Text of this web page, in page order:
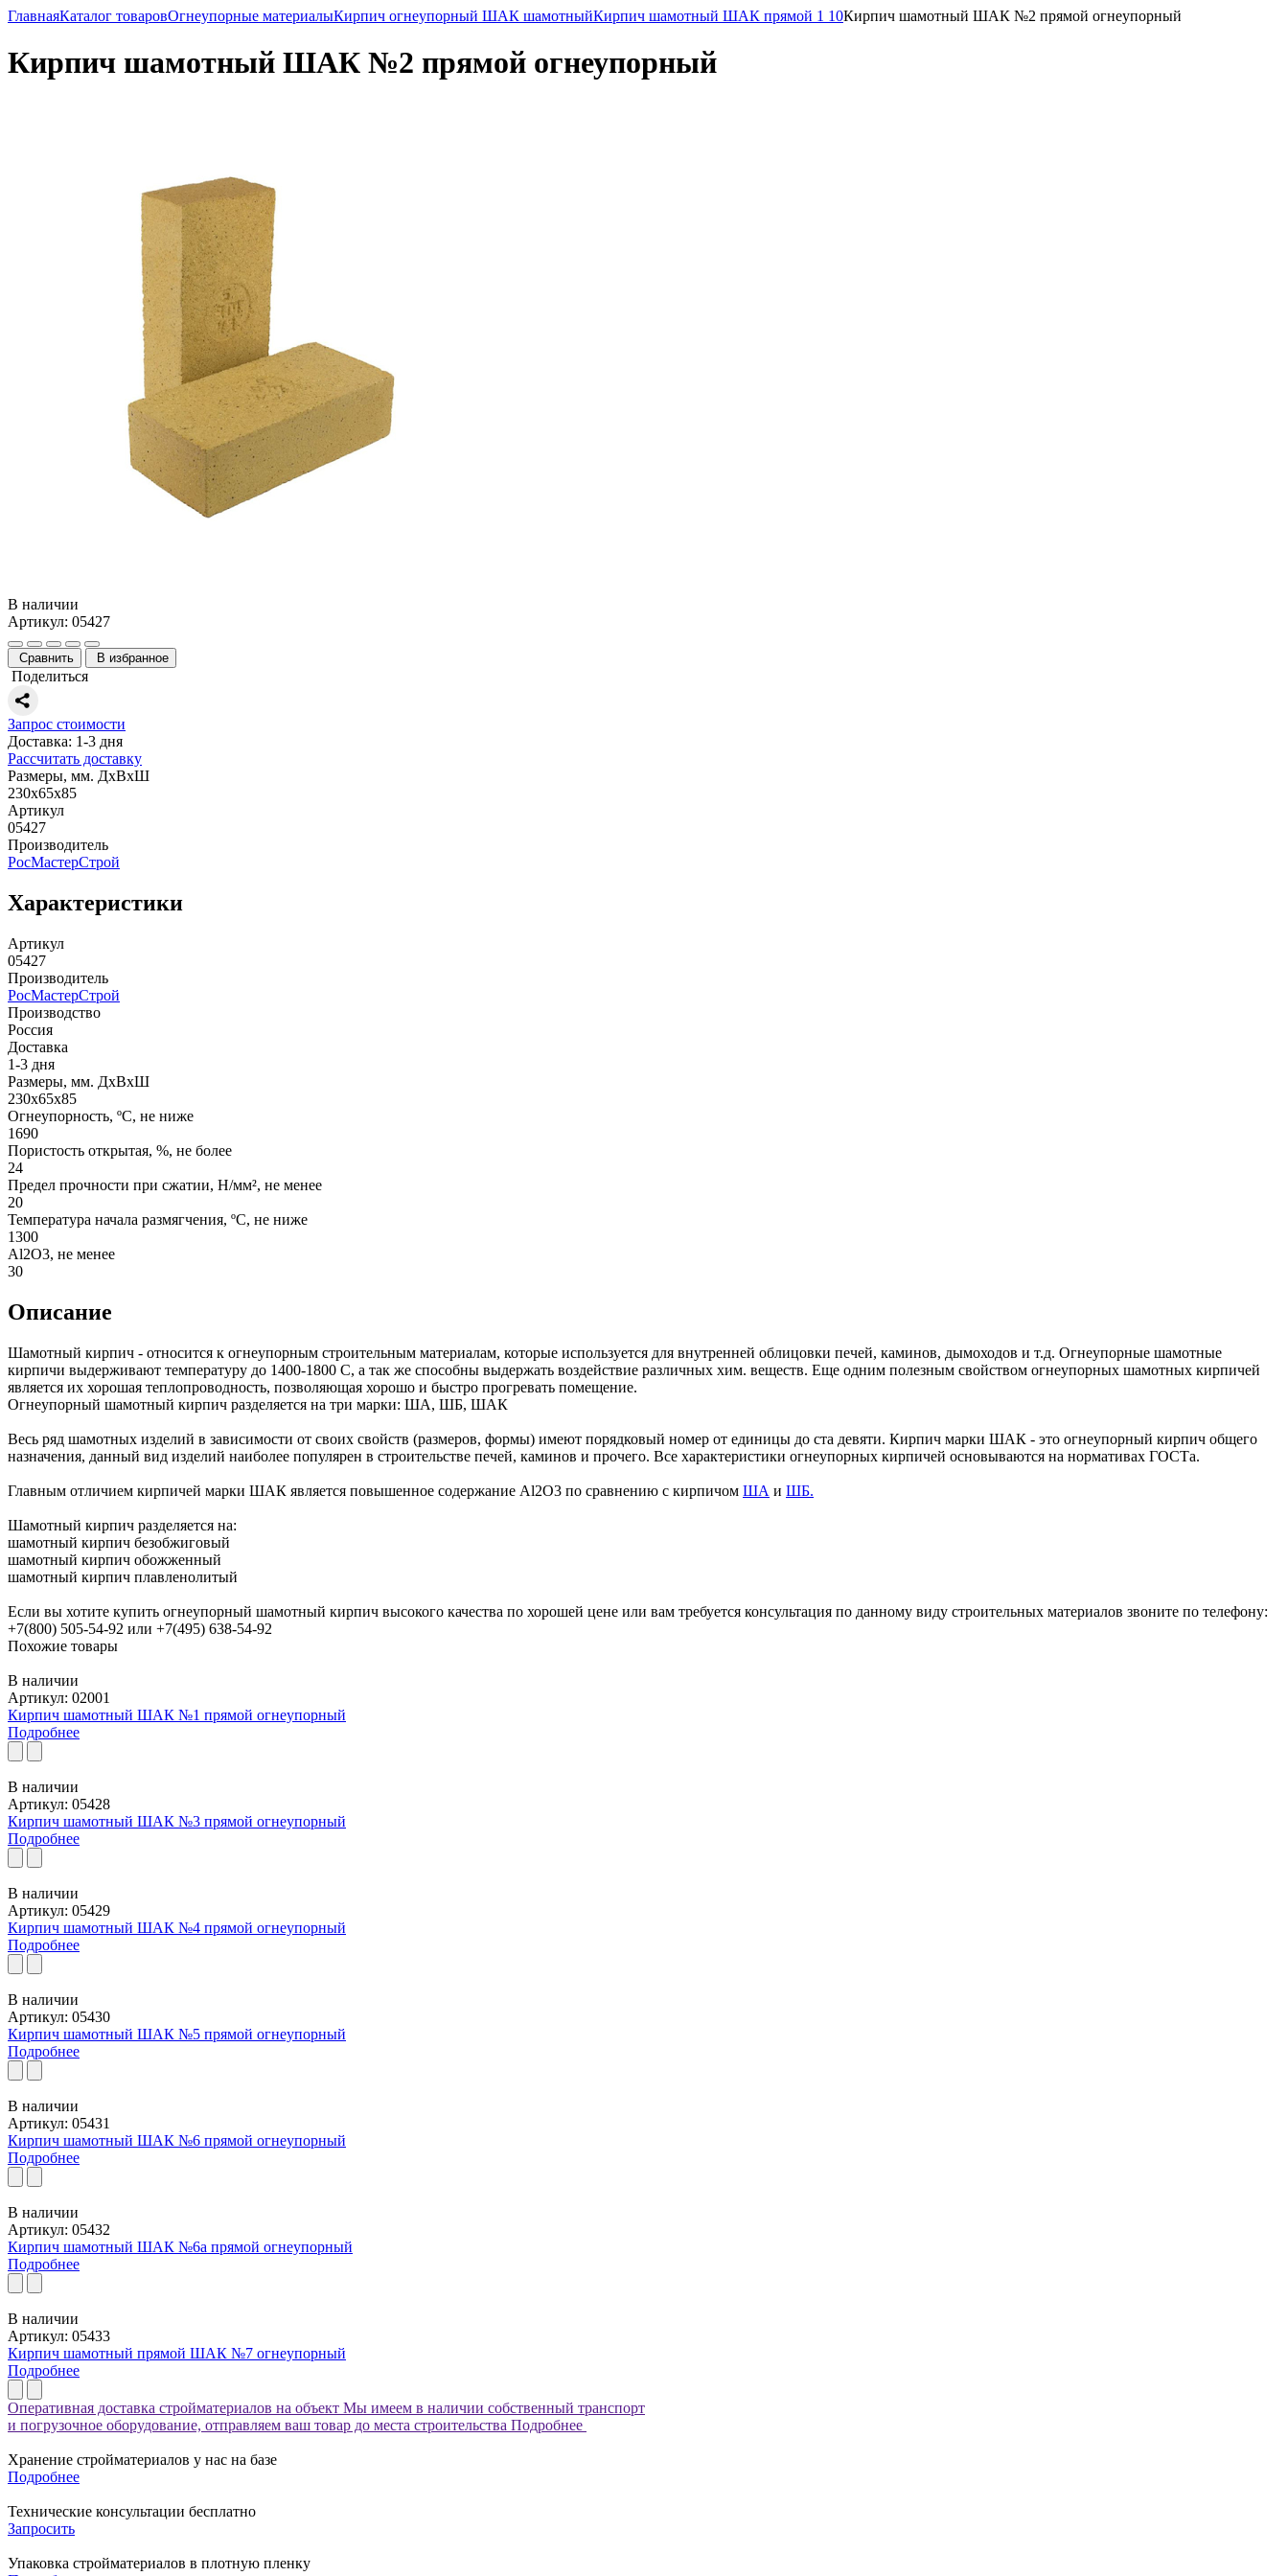
ГлавнаяКаталог товаровОгнеупорные материалыКирпич огнеупорный ШАК шамотныйКирпич шамотный ШАК прямой 1 10Кирпич шамотный ШАК №2 прямой огнеупорный
Кирпич шамотный ШАК №2 прямой огнеупорный
В наличии
Артикул: 05427
Сравнить В избранное
Поделиться
Запрос стоимости
Доставка: 1-3 дня
Рассчитать доставку
Размеры, мм. ДхВхШ
230х65х85
Артикул
05427
Производитель
РосМастерСтрой
Характеристики
Артикул
05427
Производитель
РосМастерСтрой
Производство
Россия
Доставка
1-3 дня
Размеры, мм. ДхВхШ
230х65х85
Огнеупорность, ºС, не ниже
1690
Пористость открытая, %, не более
24
Предел прочности при сжатии, Н/мм², не менее
20
Температура начала размягчения, ºС, не ниже
1300
Аl2О3, не менее
30
Описание
Шамотный кирпич - относится к огнеупорным строительным материалам, которые используется для внутренней облицовки печей, каминов, дымоходов и т.д. Огнеупорные шамотные
кирпичи выдерживают температуру до 1400-1800 С, а так же способны выдержать воздействие различных хим. веществ. Еще одним полезным свойством огнеупорных шамотных кирпичей
является их хорошая теплопроводность, позволяющая хорошо и быстро прогревать помещение.
Огнеупорный шамотный кирпич разделяется на три марки: ША, ШБ, ШАК
Весь ряд шамотных изделий в зависимости от своих свойств (размеров, формы) имеют порядковый номер от единицы до ста девяти. Кирпич марки ШАК - это огнеупорный кирпич общего
назначения, данный вид изделий наиболее популярен в строительстве печей, каминов и прочего. Все характеристики огнеупорных кирпичей основываются на нормативах ГОСТа.
Главным отличием кирпичей марки ШАК является повышенное содержание Al2O3 по сравнению с кирпичом ША и ШБ.
Шамотный кирпич разделяется на:
шамотный кирпич безобжиговый
шамотный кирпич обожженный
шамотный кирпич плавленолитый
Если вы хотите купить огнеупорный шамотный кирпич высокого качества по хорошей цене или вам требуется консультация по данному виду строительных материалов звоните по телефону:
+7(800) 505-54-92 или +7(495) 638-54-92
Похожие товары
В наличии
Артикул: 02001
Кирпич шамотный ШАК №1 прямой огнеупорный
Подробнее
В наличии
Артикул: 05428
Кирпич шамотный ШАК №3 прямой огнеупорный
Подробнее
В наличии
Артикул: 05429
Кирпич шамотный ШАК №4 прямой огнеупорный
Подробнее
В наличии
Артикул: 05430
Кирпич шамотный ШАК №5 прямой огнеупорный
Подробнее
В наличии
Артикул: 05431
Кирпич шамотный ШАК №6 прямой огнеупорный
Подробнее
В наличии
Артикул: 05432
Кирпич шамотный ШАК №6а прямой огнеупорный
Подробнее
В наличии
Артикул: 05433
Кирпич шамотный прямой ШАК №7 огнеупорный
Подробнее
Оперативная доставка стройматериалов на объект Мы имеем в наличии собственный транспорт
и погрузочное оборудование, отправляем ваш товар до места строительства Подробнее
Хранение стройматериалов у нас на базе
Подробнее
Технические консультации бесплатно
Запросить
Упаковка стройматериалов в плотную пленку